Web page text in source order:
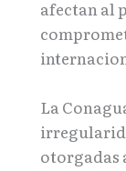
afectan al
La
otorgadas